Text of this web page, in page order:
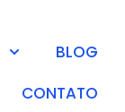
BLOG
CONTATO